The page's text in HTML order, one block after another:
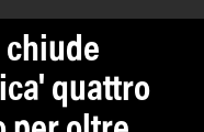
chiude
quattro